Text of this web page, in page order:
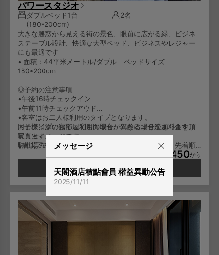
パワースタジオ
ダブルベッド1台
(180*200cm)
2名
大きな腰窓から見える街の景色、眼前に広がる緑、ビジネ
ステーブル設計、快適な大型ベッド、ビジネスやレジャー
にも最適です
• 面積：44平米メートル/ダブル ベッドサイズ
180*200cm
◎予約の注意事項
•午後16時チェックイン
•午前11時チェックアウド
•客室はお二人様利用のタイプとなります。
お子様は添い寝でご利用の場合、年齢により追加料金を頂
戴します。
5歳以下のお子様は無料となります。
同じタイプのお部屋でも間取りが異なる場合があります。
写真はイメージです。
駐車場のご案内：駐車可能台数に限りがあります。先着順
3,450から
空室状況を確認する
メッセージ
天閣酒店積點會員 權益異動公告
2025/11/11